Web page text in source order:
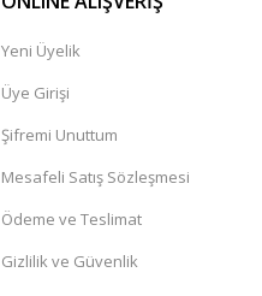
Yeni Üyelik
Üye Girişi
Şifremi Unuttum
Mesafeli Satış Sözleşmesi
Ödeme ve Teslimat
Gizlilik ve Güvenlik